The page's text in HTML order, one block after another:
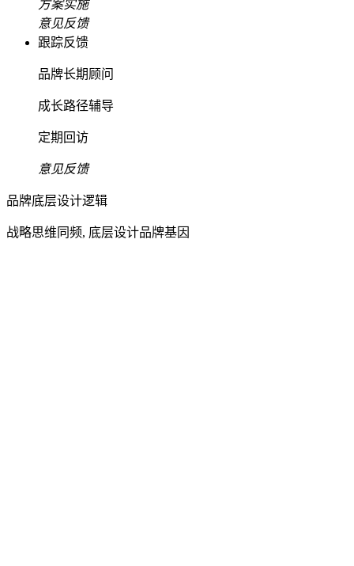
方案实施
意见反馈
跟踪反馈
品牌长期顾问
成长路径辅导
定期回访
意见反馈
品牌底层设计逻辑
战略思维同频, 底层设计品牌基因